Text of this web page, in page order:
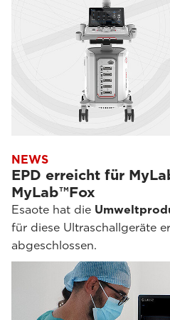
NEWS
EPD erreicht für
MyLab™Fox
Esaote hat die
für diese Ultraschallgeräte
abgeschlossen.